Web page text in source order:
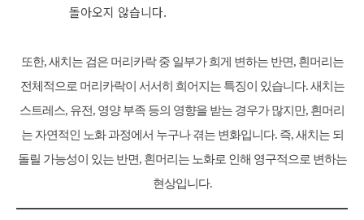
돌아오지 않습니다.
또한, 새치는 검은 머리카락 중 일부가 희게 변하는 반면, 흰머리는
전체적으로 머리카락이 서서히 희어지는 특징이 있습니다. 새치는
스트레스, 유전, 영양 부족 등의 영향을 받는 경우가 많지만, 흰머리
는 자연적인 노화 과정에서 누구나 겪는 변화입니다. 즉, 새치는 되
돌릴 가능성이 있는 반면, 흰머리는 노화로 인해 영구적으로 변하는
현상입니다.